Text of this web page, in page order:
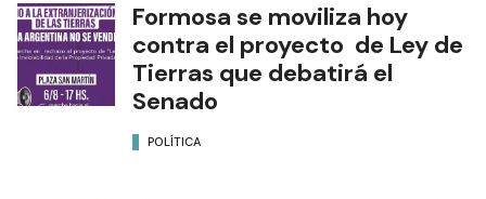
Formosa se moviliza hoy
contra el proyecto de Ley de
Tierras que debatirá el
Senado
POLÍTICA